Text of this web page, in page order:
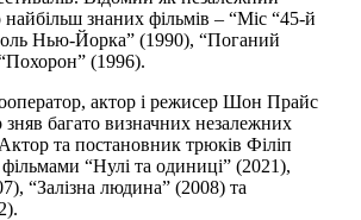
знаних фільмів – “Міс “45-й
Нью-Йорка” (1990), “Поганий
(1996).
актор і режисер Шон Прайс
зняв багато визначних незалежних
та постановник трюків Філіп
“Нулі та одиниці” (2021),
“Залізна людина” (2008) та